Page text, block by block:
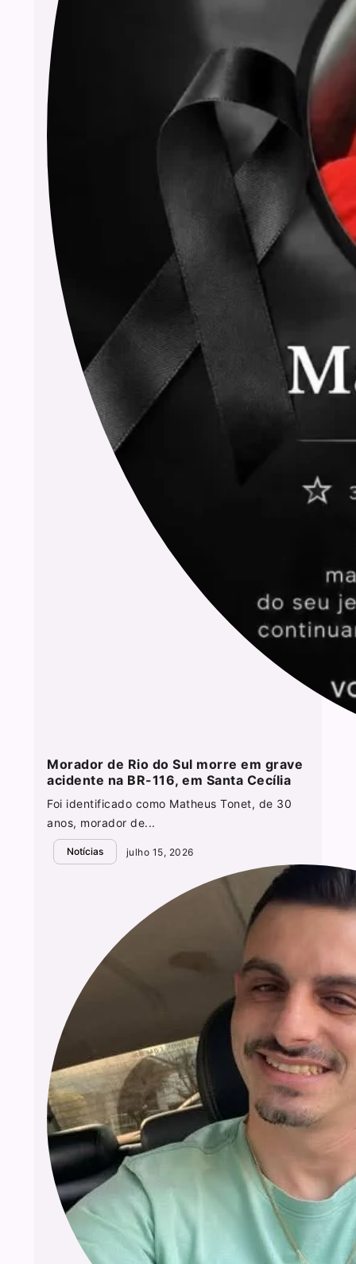
Morador de Rio do Sul morre em grave
acidente na BR-116, em Santa Cecília
Foi identificado como Matheus Tonet, de 30
anos, morador de...
Notícias julho 15, 2026